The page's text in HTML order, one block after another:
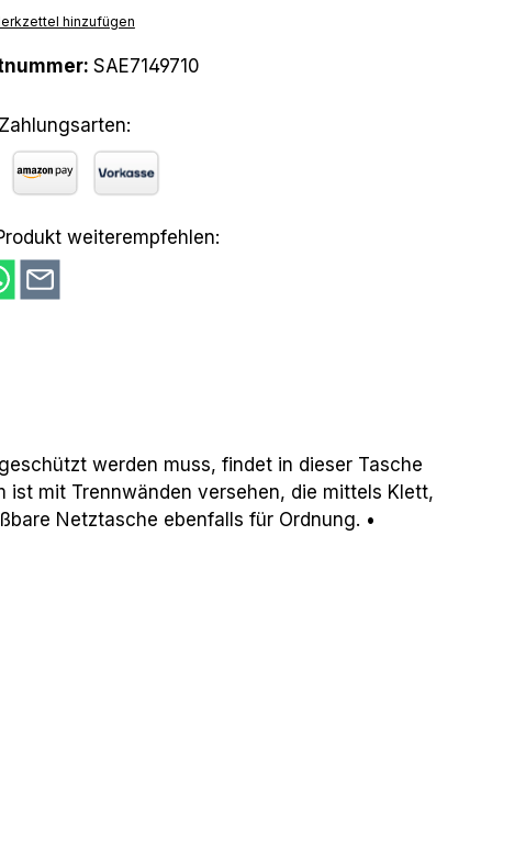
hinzufügen
SAE7149710
weiterempfehlen:
werden muss, findet in dieser Tasche
ist mit Trennwänden versehen, die mittels Klett,
Netztasche ebenfalls für Ordnung. •